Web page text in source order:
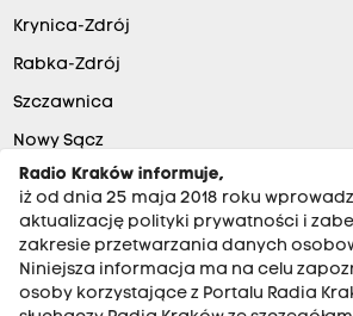
Krynica-Zdrój
Rabka-Zdrój
Szczawnica
Nowy Sącz
Radio Kraków informuje,
iż od dnia 25 maja 2018 roku
aktualizację polityki prywatności i
zakresie przetwarzania danych
Niniejsza informacja ma na celu
osoby korzystające z Portalu Radia